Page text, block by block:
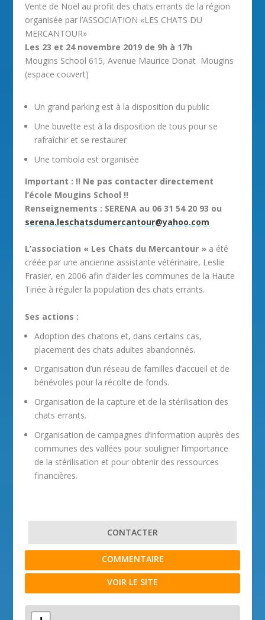
Vente de Noël au profit des chats errants de la région
organisée par l’ASSOCIATION «LES CHATS DU
MERCANTOUR»
Les 23 et 24 novembre 2019 de 9h à 17h
Mougins School 615, Avenue Maurice Donat Mougins
(espace couvert)
Un grand parking est à la disposition du public
Une buvette est à la disposition de tous pour se
rafraîchir et se restaurer
Une tombola est organisée
Important : !! Ne pas contacter directement
l’école Mougins School !!
Renseignements : SERENA au 06 31 54 20 93 ou
serena.leschatsdumercantour@yahoo.com
L’association « Les Chats du Mercantour » a été
créée par une ancienne assistante vétérinaire, Leslie
Frasier, en 2006 afin d’aider les communes de la Haute
Tinée à réguler la population des chats errants.
Ses actions :
Adoption des chatons et, dans certains cas,
placement des chats adultes abandonnés.
Organisation d’un réseau de familles d’accueil et de
bénévoles pour la récolte de fonds.
Organisation de la capture et de la stérilisation des
chats errants.
Organisation de campagnes d’information auprès des
communes des vallées pour souligner l’importance
de la stérilisation et pour obtenir des ressources
financières.
CONTACTER
COMMENTAIRE
VOIR LE SITE